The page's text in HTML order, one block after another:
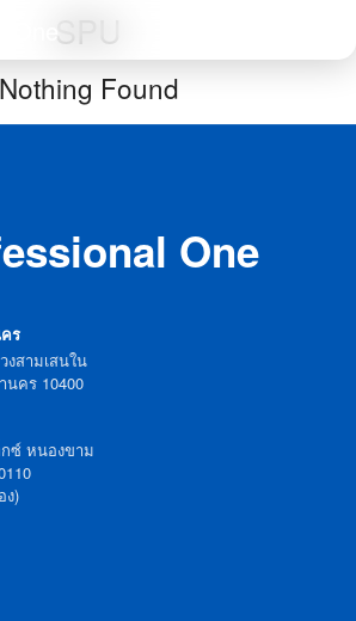
SPU
Nothing Found
One
ร
สามเสนใน
นคร 10400
ซ์ หนองขาม
ง)